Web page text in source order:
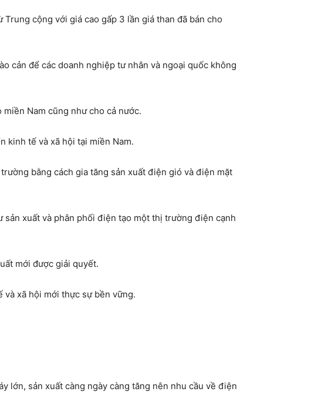
cộng với giá cao gấp 3 lần giá than đã bán cho
cản để các doanh nghiệp tư nhân và ngoại quốc không
Nam cũng như cho cả nước.
kinh tế và xã hội tại miền Nam.
bằng cách gia tăng sản xuất điện gió và điện mặt
sản xuất và phân phối điện tạo một thị trường điện cạnh
mới được giải quyết.
xã hội mới thực sự bền vững.
lớn, sản xuất càng ngày càng tăng nên nhu cầu về điện